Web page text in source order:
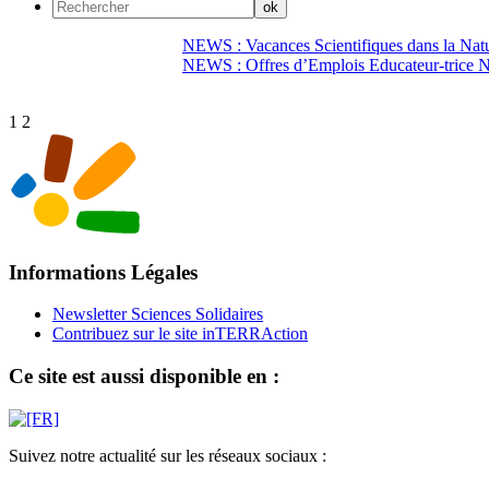
NEWS : Vacances Scientifiques dans la
NEWS : Offres d’Emplois Educateur-trice
1 2
Informations Légales
Newsletter Sciences Solidaires
Contribuez sur le site inTERRAction
Ce site est aussi disponible en :
Suivez notre actualité sur les réseaux sociaux :